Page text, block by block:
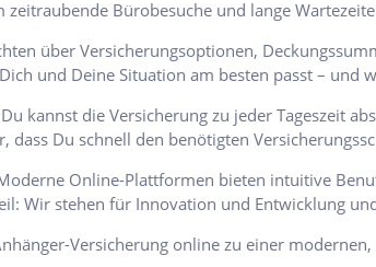
zeitraubende Bürobesuche und lange
über Versicherungsoptionen,
und Deine Situation am besten passt – und
Du kannst die Versicherung zu jeder Tageszeit
dass Du schnell den benötigten
Online-Plattformen bieten intuitive
Wir stehen für Innovation und Entwicklung
Versicherung online zu einer